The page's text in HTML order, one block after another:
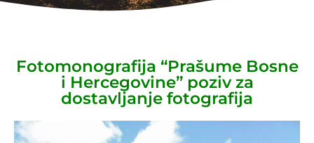
Fotomonografija “Prašume Bosne
i Hercegovine” poziv za
dostavljanje fotografija